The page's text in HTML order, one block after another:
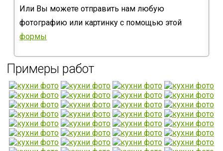
Или Вы можете отправить нам любую
фотографию или картинку с помощью этой
формы
Примеры работ